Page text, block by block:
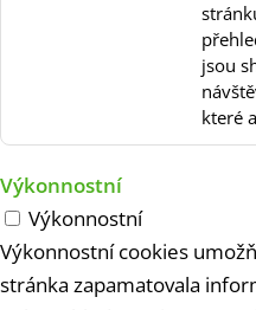
jsou
které
Výkonnostní
Výkonnostní
Výkonnostní cookies
stránka zapamatovala